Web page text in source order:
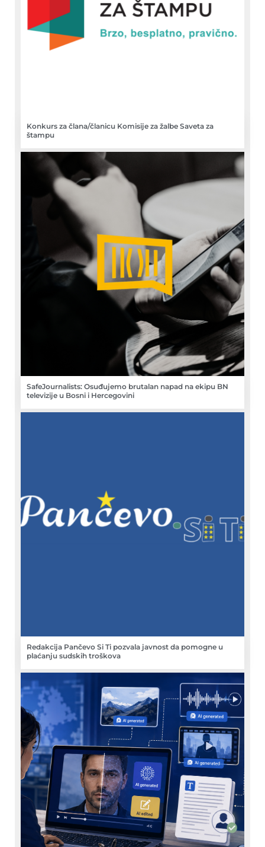
Konkurs za člana/članicu Komisije za žalbe Saveta za
štampu
SafeJournalists: Osuđujemo brutalan napad na ekipu BN
televizije u Bosni i Hercegovini
Redakcija Pančevo Si Ti pozvala javnost da pomogne u
plaćanju sudskih troškova